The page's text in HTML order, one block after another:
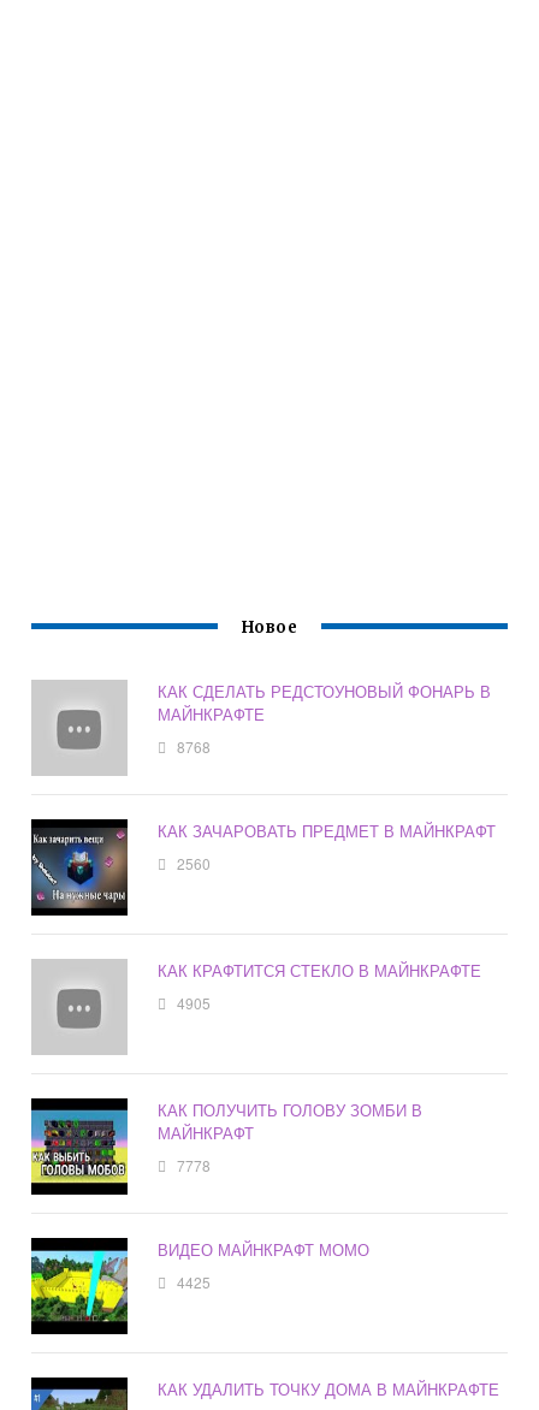
Новое
КАК СДЕЛАТЬ РЕДСТОУНОВЫЙ ФОНАРЬ В
МАЙНКРАФТЕ
8768
КАК ЗАЧАРОВАТЬ ПРЕДМЕТ В МАЙНКРАФТ
2560
КАК КРАФТИТСЯ СТЕКЛО В МАЙНКРАФТЕ
4905
КАК ПОЛУЧИТЬ ГОЛОВУ ЗОМБИ В
МАЙНКРАФТ
7778
ВИДЕО МАЙНКРАФТ МОМО
4425
КАК УДАЛИТЬ ТОЧКУ ДОМА В МАЙНКРАФТЕ